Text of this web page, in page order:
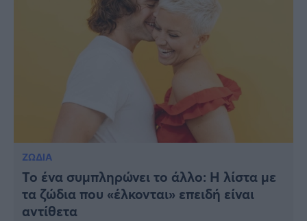
ΖΩΔΙΑ
Το ένα συμπληρώνει το άλλο: H λίστα με
τα ζώδια που «έλκονται» επειδή είναι
αντίθετα